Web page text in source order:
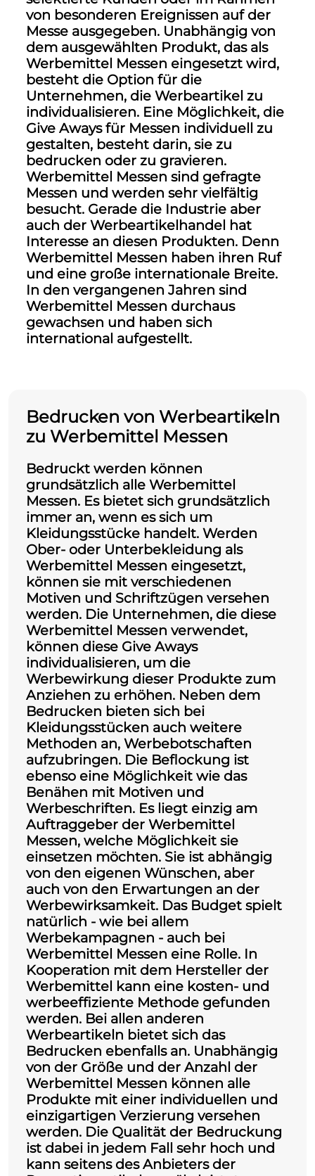
von besonderen Ereignissen auf der
Messe ausgegeben. Unabhängig von
dem ausgewählten Produkt, das als
Werbemittel Messen eingesetzt wird,
besteht die Option für die
Unternehmen, die Werbeartikel zu
individualisieren. Eine Möglichkeit, die
Give Aways für Messen individuell zu
gestalten, besteht darin, sie zu
bedrucken oder zu gravieren.
Werbemittel Messen sind gefragte
Messen und werden sehr vielfältig
besucht. Gerade die Industrie aber
auch der Werbeartikelhandel hat
Interesse an diesen Produkten. Denn
Werbemittel Messen haben ihren Ruf
und eine große internationale Breite.
In den vergangenen Jahren sind
Werbemittel Messen durchaus
gewachsen und haben sich
international aufgestellt.
Bedrucken von Werbeartikeln
zu Werbemittel Messen
Bedruckt werden können
grundsätzlich alle Werbemittel
Messen. Es bietet sich grundsätzlich
immer an, wenn es sich um
Kleidungsstücke handelt. Werden
Ober- oder Unterbekleidung als
Werbemittel Messen eingesetzt,
können sie mit verschiedenen
Motiven und Schriftzügen versehen
werden. Die Unternehmen, die diese
Werbemittel Messen verwendet,
können diese Give Aways
individualisieren, um die
Werbewirkung dieser Produkte zum
Anziehen zu erhöhen. Neben dem
Bedrucken bieten sich bei
Kleidungsstücken auch weitere
Methoden an, Werbebotschaften
aufzubringen. Die Beflockung ist
ebenso eine Möglichkeit wie das
Benähen mit Motiven und
Werbeschriften. Es liegt einzig am
Auftraggeber der Werbemittel
Messen, welche Möglichkeit sie
einsetzen möchten. Sie ist abhängig
von den eigenen Wünschen, aber
auch von den Erwartungen an der
Werbewirksamkeit. Das Budget spielt
natürlich - wie bei allem
Werbekampagnen - auch bei
Werbemittel Messen eine Rolle. In
Kooperation mit dem Hersteller der
Werbemittel kann eine kosten- und
werbeeffiziente Methode gefunden
werden. Bei allen anderen
Werbeartikeln bietet sich das
Bedrucken ebenfalls an. Unabhängig
von der Größe und der Anzahl der
Werbemittel Messen können alle
Produkte mit einer individuellen und
einzigartigen Verzierung versehen
werden. Die Qualität der Bedruckung
ist dabei in jedem Fall sehr hoch und
kann seitens des Anbieters der